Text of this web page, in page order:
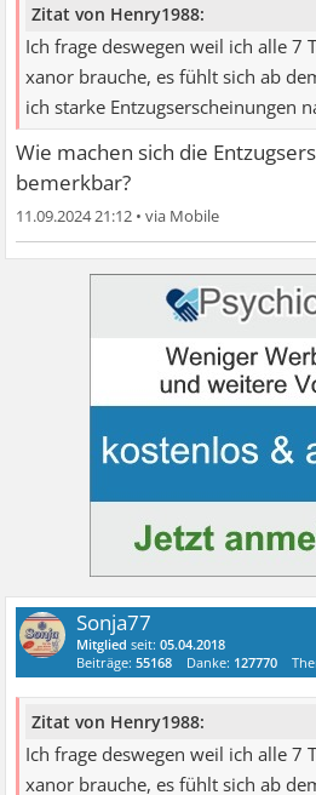
Zitat von Henry1988:
Ich frage deswegen weil ich alle 7
xanor brauche, es fühlt sich ab
ich starke Entzugserscheinungen
Wie machen sich die
bemerkbar?
11.09.2024 21:12 •
Sonja77
Mitglied seit:05.04.2018
Beiträge:55168 Danke: 127770
Zitat von Henry1988:
Ich frage deswegen weil ich alle 7
xanor brauche, es fühlt sich ab